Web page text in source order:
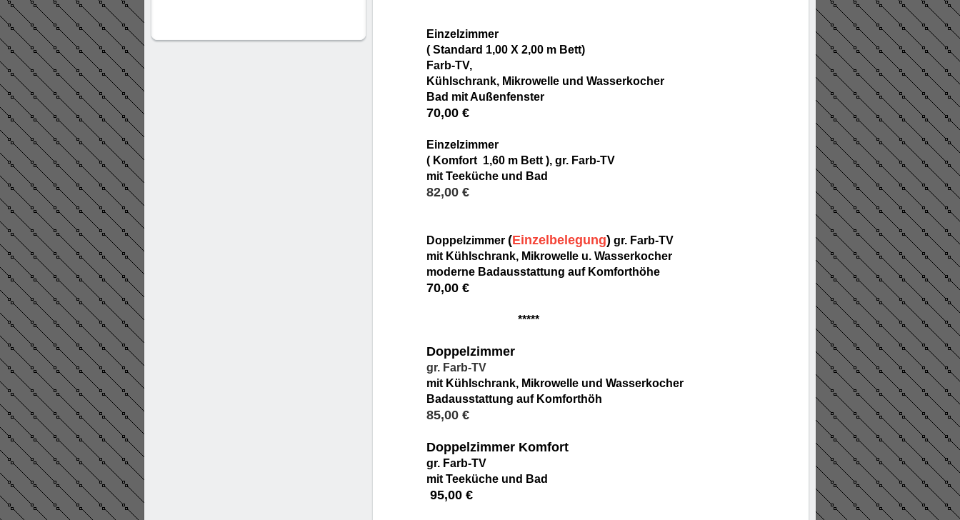
Einzelzimmer
( Standard 1,00 X 2,00 m Bett)
Farb-TV,
Kühlschrank, Mikrowelle und Wasserkocher
Bad mit Außenfenster
70,00 €
Einzelzimmer
( Komfort 1,60 m Bett ), gr. Farb-TV
mit Teeküche und Bad
82,00 €
Doppelzimmer (Einzelbelegung) gr. Farb-TV
mit Kühlschrank, Mikrowelle u. Wasserkocher
moderne Badausstattung auf Komforthöhe
70,00 €
*****
Doppelzimmer
gr. Farb-TV
mit Kühlschrank, Mikrowelle und Wasserkocher
Badausstattung auf Komforthöh
85,00 €
Doppelzimmer Komfort
gr. Farb-TV
mit Teeküche und Bad
95,00 €